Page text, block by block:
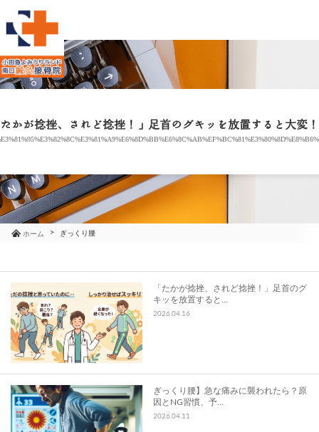
かが捻挫、されど捻挫！」足首のグキッを放置すると大変
ホーム ぎっくり腰
「たかが捻挫、されど捻挫！」足首のグ
キッを放置すると…
2026.04.16
ぎっくり腰】急な痛みに襲われたら？原
因とNG習慣、予…
2026.04.11
当院のご紹介
お知らせ
ブログ
コラム
アクセス
スタッフ募集
お問い合わせ